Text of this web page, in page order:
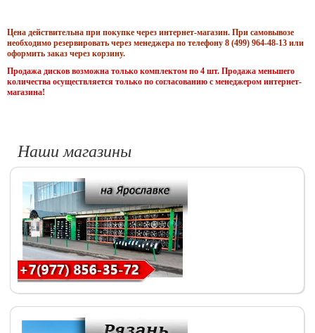
Цена действительна при покупке через интернет-магазин. При самовывозе
необходимо резервировать через менеджера по телефону 8 (499) 964-48-13 или
оформить заказ через корзину.
Продажа дисков возможна только комплектом по 4 шт. Продажа меньшего
количества осуществляется только по согласованию с менеджером интернет-
магазина!
Наши магазины